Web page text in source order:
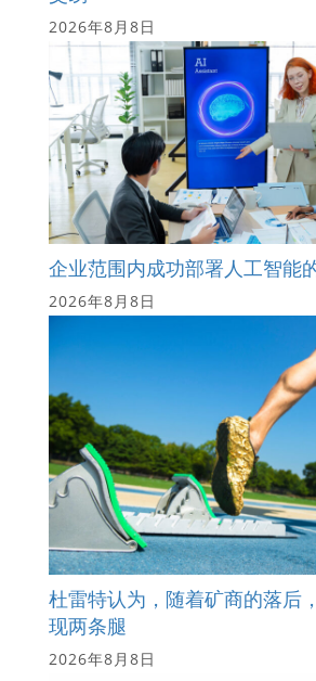
2026年8月8日
企业范围内成功部署人工智能
2026年8月8日
杜雷特认为，随着矿商的落后
现两条腿
2026年8月8日